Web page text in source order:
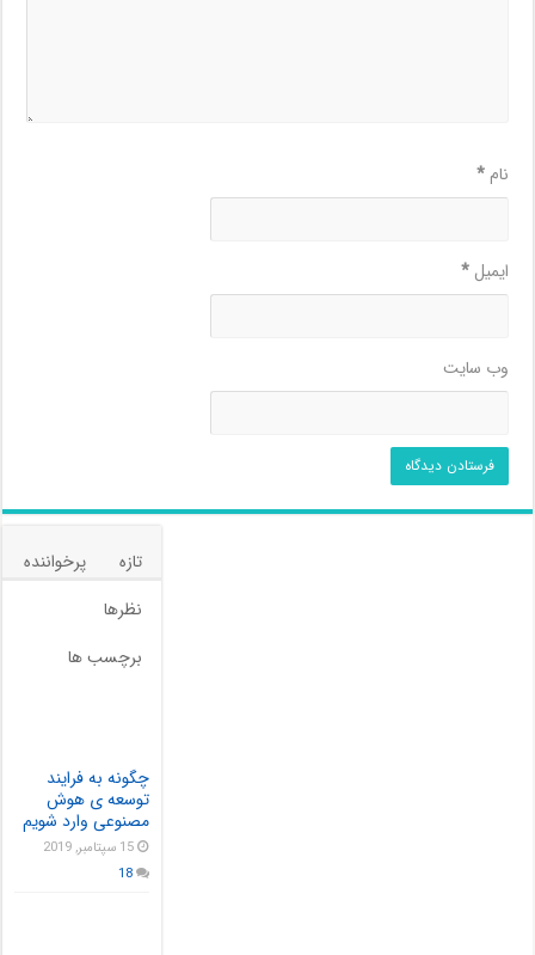
نام*
ایمیل*
وب‌ سایت
تازه
پرخواننده
نظرها
برچسب ها
چگونه به فرایند
توسعه ی هوش
مصنوعی وارد شویم
15 سپتامبر, 2019
18